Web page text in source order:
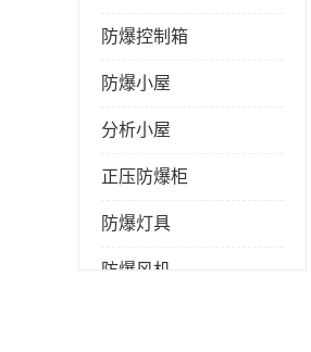
防爆控制箱
防爆小屋
分析小屋
正压防爆柜
防爆灯具
防爆风机